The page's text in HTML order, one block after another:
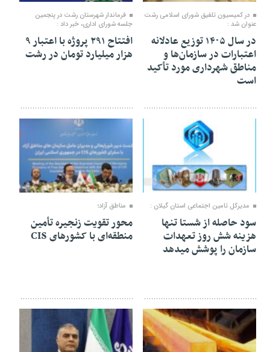
در کمیسیون تلفیق شورای اسلامی رشت
عنوان شد :
در سال ۱۴۰۵ توزیع عادلانه
اعتبارات در سازمان‌ها و
مناطق شهرداری مورد تأکید
است
فرماندار شهرستان رشت در پنجمین
جلسه شورای اداری، خبر داد :
افتتاح ۲۹۱ پروژه با اعتبار ۹
هزار میلیارد تومان در رشت
۱۲ بهمن ۱۴۰۴
مدیرکل تامین اجتماعی استان گیلان :
سود حاصله از شستا تنها
هزینه شش روز تعهدات
سازمان را پوشش میدهد
۱۱ بهمن ۱۴۰۴
مناطق آزاد؛
محور تقویت زنجیره تأمین
منطقه‌ای با کشورهای CIS